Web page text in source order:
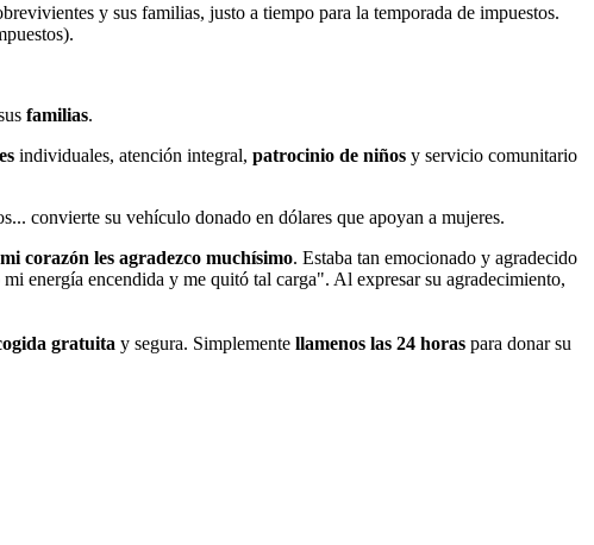
y sus familias, justo a tiempo para la temporada de impuestos.
familias.
individuales, atención integral, patrocinio de niños y servicio comunitario
convierte su vehículo donado en dólares que apoyan a mujeres.
corazón les agradezco muchísimo. Estaba tan emocionado y agradecido
energía encendida y me quitó tal carga". Al expresar su agradecimiento,
gratuita y segura. Simplemente llamenos las 24 horas para donar su